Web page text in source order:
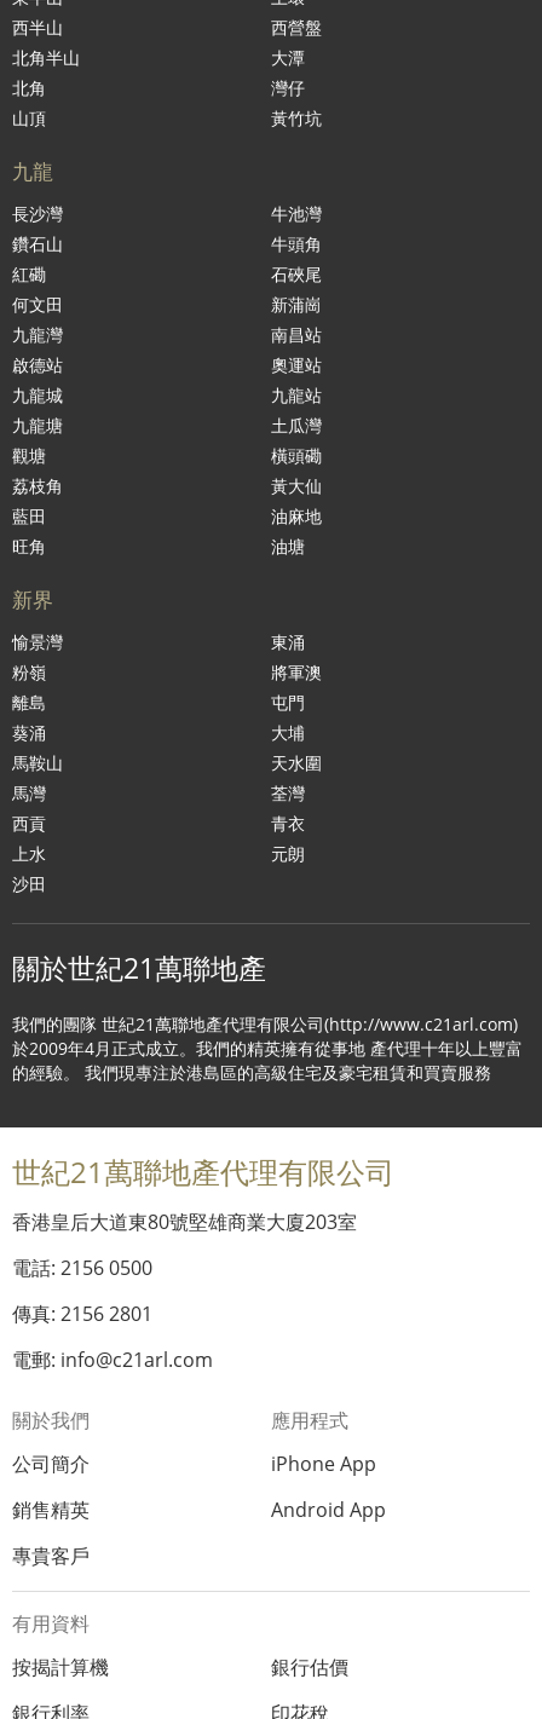
西半山
北角半山
北角
山頂
西營盤
大潭
灣仔
黃竹坑
九龍
長沙灣
鑽石山
紅磡
何文田
九龍灣
啟德站
九龍城
九龍塘
觀塘
荔枝角
藍田
旺角
牛池灣
牛頭角
石硤尾
新蒲崗
南昌站
奧運站
九龍站
土瓜灣
橫頭磡
黃大仙
油麻地
油塘
新界
愉景灣
粉嶺
離島
葵涌
馬鞍山
馬灣
西貢
上水
沙田
東涌
將軍澳
屯門
大埔
天水圍
荃灣
青衣
元朗
關於世紀21萬聯地產
我們的團隊 世紀21萬聯地產代理有限公司(http://www.c21arl.com)
於2009年4月正式成立。我們的精英擁有從事地 產代理十年以上豐富
的經驗。 我們現專注於港島區的高級住宅及豪宅租賃和買賣服務
世紀21萬聯地產代理有限公司
香港皇后大道東80號堅雄商業大廈203室
電話: 2156 0500
傳真: 2156 2801
電郵: info@c21arl.com
關於我們
公司簡介
銷售精英
專貴客戶
應用程式
iPhone App
Android App
有用資料
按揭計算機
銀行估價
銀行利率
印花稅